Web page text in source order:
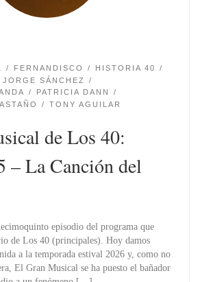
FERNANDISCO
HISTORIA 40
JORGE SÁNCHEZ
PATRICIA DANN
TONY AGUILAR
de Los 40:
– La Canción del
episodio del programa que
de Los 40 (principales). Hoy damos
a la temporada estival 2026 y, como no
El Gran Musical se ha puesto el bañador